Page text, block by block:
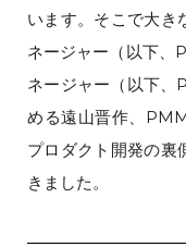
います。そこで大き
ネージャー（以下、
ネージャー（以下
める遠山晋作、
プロダクト開発の裏
きました。